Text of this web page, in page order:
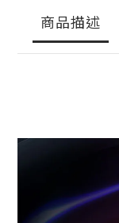
商品描述